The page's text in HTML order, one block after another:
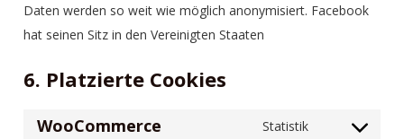
Daten werden so weit wie möglich anonymisiert. Facebook
hat seinen Sitz in den Vereinigten Staaten
6. Platzierte Cookies
WooCommerce Statistik